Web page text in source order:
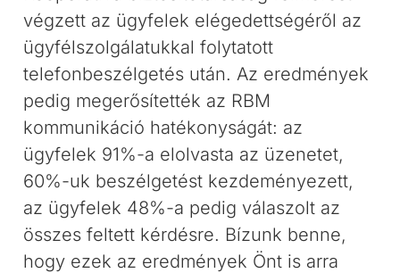
végzett az ügyfelek elégedettségéről az
ügyfélszolgálatukkal folytatott
telefonbeszélgetés után. Az eredmények
pedig megerősítették az RBM
kommunikáció hatékonyságát: az
ügyfelek 91%-a elolvasta az üzenetet,
60%-uk beszélgetést kezdeményezett,
az ügyfelek 48%-a pedig válaszolt az
összes feltett kérdésre. Bízunk benne,
hogy ezek az eredmények Önt is arra